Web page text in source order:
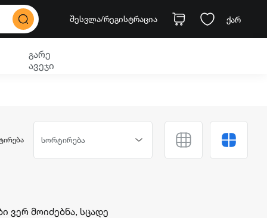
შესვლა/რეგისტრაცია ქარ
გარე
ავეჯი
სორტირება
ვერ მოიძებნა, სცადე